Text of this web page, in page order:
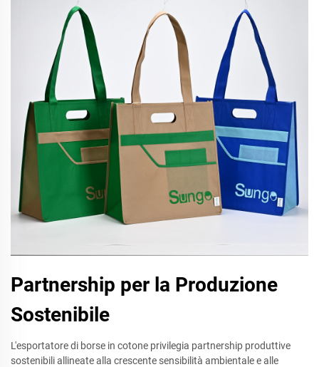
Partnership per la Produzione
Sostenibile
L'esportatore di borse in cotone privilegia partnership produttive
sostenibili allineate alla crescente sensibilità ambientale e alle